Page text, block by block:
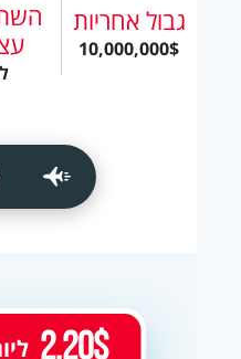
גבול אחריות
10,000,000$
2.20$